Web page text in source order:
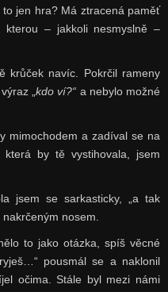
jen hra? Má ztracená paměť
– jakkoli nesmyslně –
krůček navíc. Pokrčil rameny
„kdo ví?“ a nebylo možné
mimochodem a zadíval se na
která by tě vystihovala, jsem
jsem se sarkasticky, „a tak
nosem.
to jako otázka, spíš věcné
pousmál se a naklonil
očima. Stále byl mezi námi